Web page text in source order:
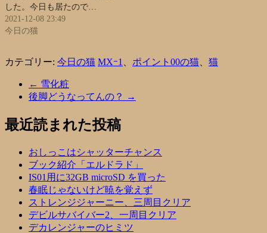
した。今日も居たので…
2021-12-08 23:49
今日の猫
カテゴリー: 今日の猫 MXｰ1 ポイント00の猫 猫
← 雪化粧
後脚どうなってんの？
→
最近読まれた投稿
おしっこはシャッターチャンス
ブック紹介「エルドラド」
IS01用に32GB microSD を買った
春眠じゃないけど暁を覚えず
ストレンジジャーニー、三周目クリア
デビルサバイバー2、一周目クリア
デカレンジャーのヒミツ